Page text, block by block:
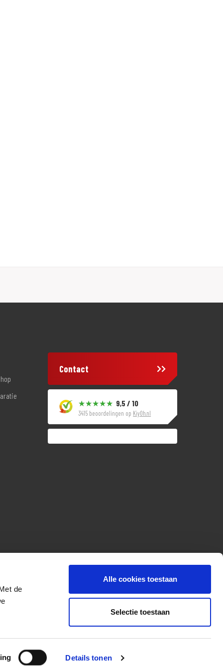
de
Details tonen
Alle cookies toestaan
Selectie toestaan
Contact
9,5 / 10
3415 beoordelingen op KiyOh.nl
More for your ride